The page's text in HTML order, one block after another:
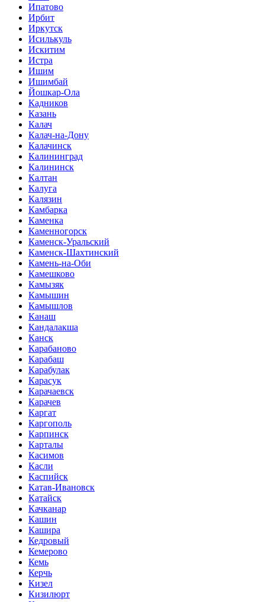
Ипатово
Ирбит
Иркутск
Исилькуль
Искитим
Истра
Ишим
Ишимбай
Йошкар-Ола
Кадников
Казань
Калач
Калач-на-Дону
Калачинск
Калининград
Калининск
Калтан
Калуга
Калязин
Камбарка
Каменка
Каменногорск
Каменск-Уральский
Каменск-Шахтинский
Камень-на-Оби
Камешково
Камызяк
Камышин
Камышлов
Канаш
Кандалакша
Канск
Карабаново
Карабаш
Карабулак
Карасук
Карачаевск
Карачев
Каргат
Каргополь
Карпинск
Карталы
Касимов
Касли
Каспийск
Катав-Ивановск
Катайск
Качканар
Кашин
Кашира
Кедровый
Кемерово
Кемь
Керчь
Кизел
Кизилюрт